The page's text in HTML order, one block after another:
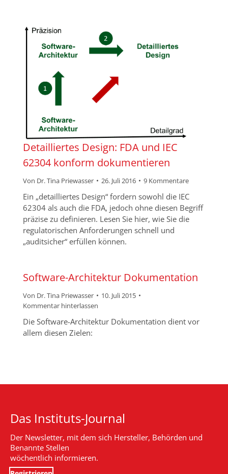
Detailliertes Design: FDA und IEC
62304 konform dokumentieren
Von Dr. Tina Priewasser 26. Juli 2016 9 Kommentare
Ein „detailliertes Design“ fordern sowohl die IEC
62304 als auch die FDA, jedoch ohne diesen Begriff
präzise zu definieren. Lesen Sie hier, wie Sie die
regulatorischen Anforderungen schnell und
„auditsicher“ erfüllen können.
Software-Architektur Dokumentation
Von Dr. Tina Priewasser
10. Juli 2015
Kommentar hinterlassen
Die Software-Architektur Dokumentation dient vor
allem diesen Zielen:
Das Instituts-Journal
Der Newsletter, mit dem sich Hersteller, Behörden und
Benannte Stellen
wöchentlich informieren.